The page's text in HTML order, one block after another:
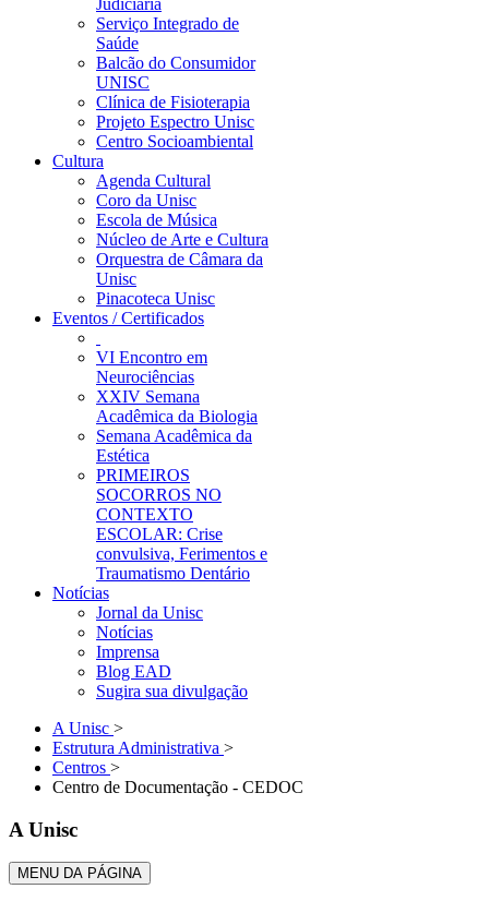
Judiciária
Serviço Integrado de
Saúde
Balcão do Consumidor
UNISC
Clínica de Fisioterapia
Projeto Espectro Unisc
Centro Socioambiental
Cultura
Agenda Cultural
Coro da Unisc
Escola de Música
Núcleo de Arte e Cultura
Orquestra de Câmara da
Unisc
Pinacoteca Unisc
Eventos / Certificados
VI Encontro em
Neurociências
XXIV Semana
Acadêmica da Biologia
Semana Acadêmica da
Estética
PRIMEIROS
SOCORROS NO
CONTEXTO
ESCOLAR: Crise
convulsiva, Ferimentos e
Traumatismo Dentário
Notícias
Jornal da Unisc
Notícias
Imprensa
Blog EAD
Sugira sua divulgação
A Unisc >
Estrutura Administrativa >
Centros >
Centro de Documentação - CEDOC
A Unisc
MENU DA PÁGINA